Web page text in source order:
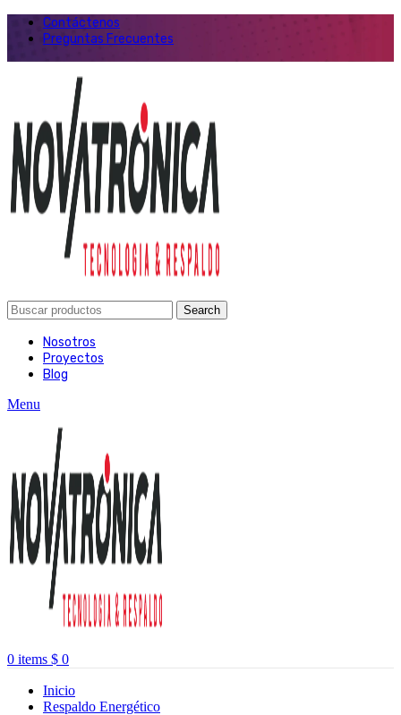
Contáctenos
Preguntas Frecuentes
Search
Nosotros
Proyectos
Blog
Menu
0 items $ 0
Inicio
Respaldo Energético